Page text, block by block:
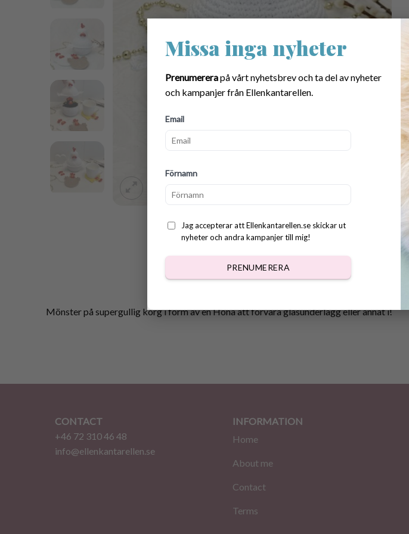
Missa inga nyheter
Prenumererapå vårt nyhetsbrev och ta del av nyheter
och kampanjer från Ellenkantarellen.
Email
Förnamn
Jag accepterar att Ellenkantarellen.se skickar ut
nyheter och andra kampanjer till mig!
PRENUMERERA
DESCRIPTION
Mönster på supergullig korg i form av en Höna att förvara glasunderlägg eller annat i!
CONTACT
+46 72 310 46 48
info@ellenkantarellen.se
INFORMATION
Home
About me
Contact
Terms